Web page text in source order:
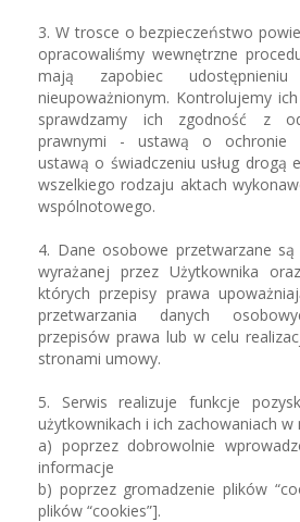
3. W trosce o bezpieczeństwo
opracowaliśmy wewnętrzne
mają zapobiec
nieupoważnionym. Kontrolujemy
sprawdzamy ich zgodność z
prawnymi - ustawą o ochronie
ustawą o świadczeniu usług drogą
wszelkiego rodzaju aktach
wspólnotowego.
4. Dane osobowe przetwarzane
wyrażanej przez Użytkownika
których przepisy prawa
przetwarzania danych
przepisów prawa lub w celu
stronami umowy.
5. Serwis realizuje funkcje
użytkownikach i ich zachowaniach w
a) poprzez dobrowolnie
informacje
b) poprzez gromadzenie plików
plików “cookies”].